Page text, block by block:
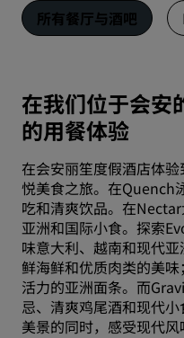
所有餐厅与酒吧
在我们位于会安
的用餐体验
在会安丽笙度假酒店体
悦美食之旅。在Quench
吃和清爽饮品。在
亚洲和国际小食。探索
味意大利、越南和现代
鲜海鲜和优质肉类的美
活力的亚洲面条。而
忌、清爽鸡尾酒和现代
美景的同时，感受现代风